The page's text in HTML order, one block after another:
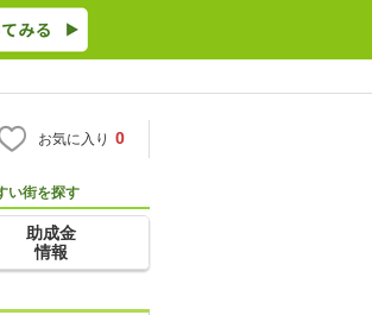
お気に入り 0
い街を探す
助成金
情報